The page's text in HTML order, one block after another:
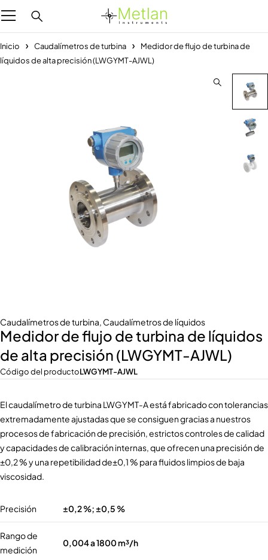
Inicio Caudalímetros de turbina
Medidor de flujo de turbina de
líquidos de alta precisión (LWGYMT-AJWL)
Caudalímetros de turbina, Caudalímetros de líquidos
Medidor de flujo de turbina de líquidos
de alta precisión (LWGYMT-AJWL)
Código del productoLWGYMT-AJWL
El caudalímetro de turbina LWGYMT-A está fabricado con tolerancias
extremadamente ajustadas que se consiguen gracias a nuestros
procesos de fabricación de precisión, estrictos controles de calidad
y capacidades de calibración internas, que ofrecen una precisión de
±0,2 % y una repetibilidad de±0,1 % para fluidos limpios de baja
viscosidad.
Precisión ±0,2 %; ±0,5 %
Rango de
medición
0,004 a 1800 m³/h